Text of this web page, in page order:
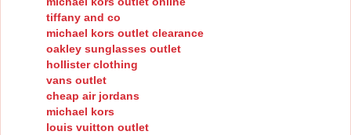
tiffany and co
michael kors outlet clearance
oakley sunglasses outlet
hollister clothing
vans outlet
cheap air jordans
michael kors
louis vuitton outlet